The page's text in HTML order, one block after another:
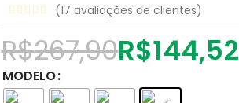
(17 avaliações de clientes)
R$267,90R$144,52
MODELO